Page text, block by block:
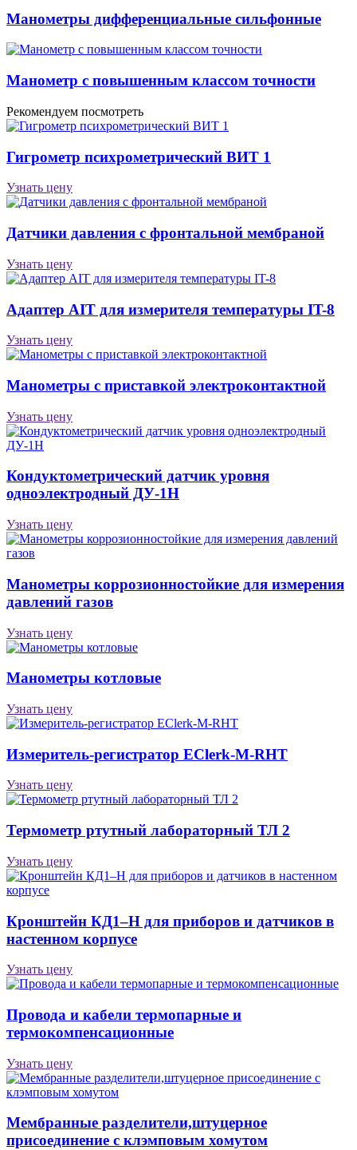
Манометры дифференциальные сильфонные
Манометр с повышенным классом точности
Рекомендуем посмотреть
Гигрометр психрометрический ВИТ 1
Узнать цену
Датчики давления с фронтальной мембраной
Узнать цену
Адаптер AIT для измерителя температуры IT-8
Узнать цену
Манометры с приставкой электроконтактной
Узнать цену
Кондуктометрический датчик уровня
одноэлектродный ДУ-1Н
Узнать цену
Манометры коррозионностойкие для измерения
давлений газов
Узнать цену
Манометры котловые
Узнать цену
Измеритель-регистратор EClerk-M-RHT
Узнать цену
Термометр ртутный лабораторный ТЛ 2
Узнать цену
Кронштейн КД1–Н для приборов и датчиков в
настенном корпусе
Узнать цену
Провода и кабели термопарные и
термокомпенсационные
Узнать цену
Мембранные разделители,штуцерное
присоединение с клэмповым хомутом